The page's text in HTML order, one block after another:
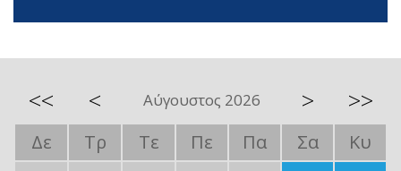
<< < Αύγουστος 2026 > >>
Δε Τρ Τε Πε Πα Σα
Κυ